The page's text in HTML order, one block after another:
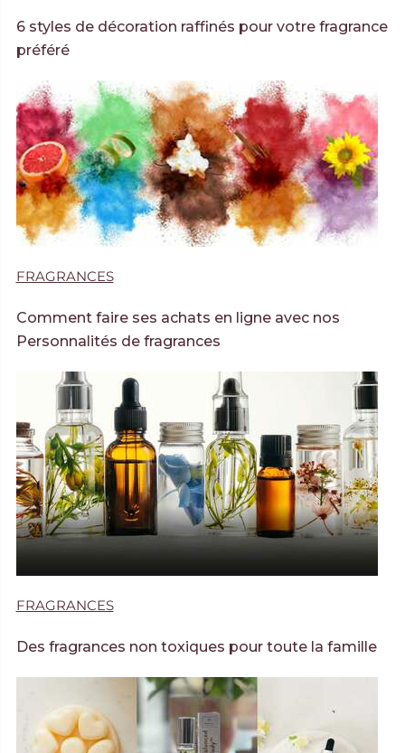
6 styles de décoration raffinés pour votre fragrance
préféré
FRAGRANCES
Comment faire ses achats en ligne avec nos
Personnalités de fragrances
FRAGRANCES
Des fragrances non toxiques pour toute la famille